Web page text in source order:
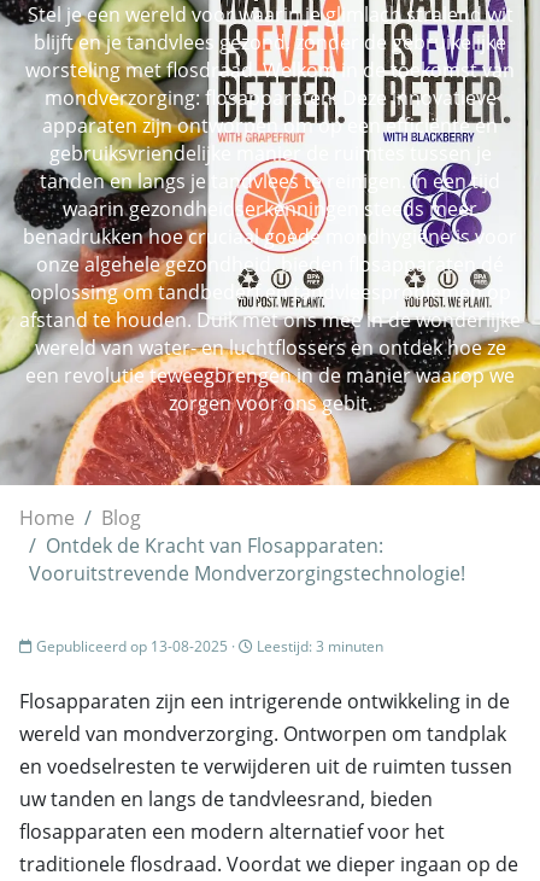
Stel je een wereld voor waarin je glimlach stralend wit
blijft en je tandvlees gezond, zonder de gebruikelijke
worsteling met flosdraad. Welkom in de toekomst van
mondverzorging: flosapparaten. Deze innovatieve
apparaten zijn ontworpen om op een efficiënte en
gebruiksvriendelijke manier de ruimtes tussen je
tanden en langs je tandvlees te reinigen. In een tijd
waarin gezondheidserkenningen steeds meer
benadrukken hoe cruciaal goede mondhygiëne is voor
onze algehele gezondheid, bieden flosapparaten dé
oplossing om tandbederf en tandvleesproblemen op
afstand te houden. Duik met ons mee in de wonderlijke
wereld van water- en luchtflossers en ontdek hoe ze
een revolutie teweegbrengen in de manier waarop we
zorgen voor ons gebit.
Home
Blog
Ontdek de Kracht van Flosapparaten:
Vooruitstrevende Mondverzorgingstechnologie!
Gepubliceerd op 13-08-2025 · Leestijd: 3 minuten
Flosapparaten zijn een intrigerende ontwikkeling in de
wereld van mondverzorging. Ontworpen om tandplak
en voedselresten te verwijderen uit de ruimten tussen
uw tanden en langs de tandvleesrand, bieden
flosapparaten een modern alternatief voor het
traditionele flosdraad. Voordat we dieper ingaan op de